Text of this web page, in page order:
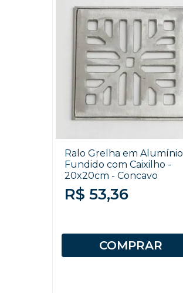
Ralo Grelha em Alumínio
Fundido com Caixilho -
20x20cm - Concavo
R$ 53,36
COMPRAR